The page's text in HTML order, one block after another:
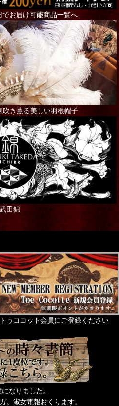
お届け可能商品一覧へ
吹き薫る美しい羽根帽子
武田錦
ゥココット会員にご登録ください
なりました。
。淑女電報おくります。